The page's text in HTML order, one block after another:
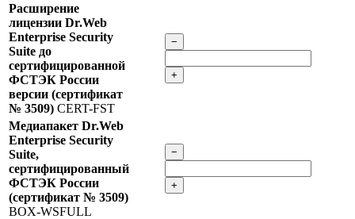
Расширение
лицензии Dr.Web
Enterprise Security
Suite до
сертифицированной
ФСТЭК России
версии (сертификат
№ 3509) CERT-FST
−
+
Медиапакет Dr.Web
Enterprise Security
Suite,
сертифицированный
ФСТЭК России
(сертификат № 3509)
BOX-WSFULL
−
+